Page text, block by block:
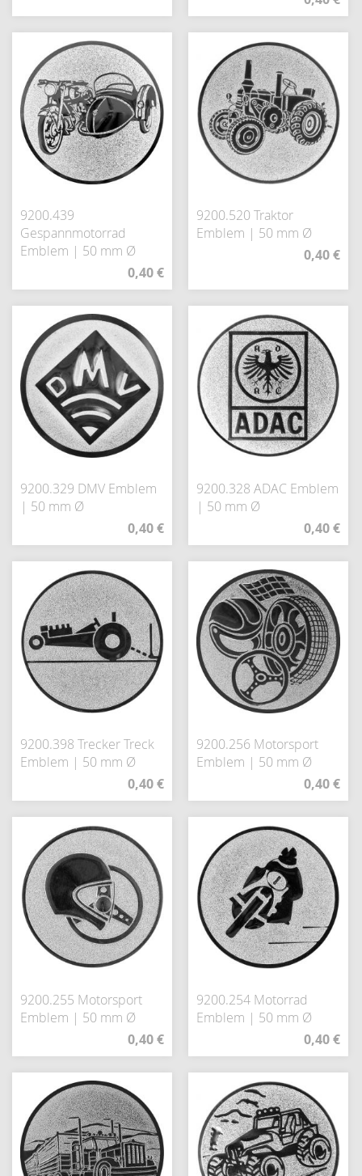
9200.439
Gespannmotorrad
Emblem | 50 mm Ø
0,40 €
9200.520 Traktor
Emblem | 50 mm Ø
0,40 €
9200.329 DMV Emblem
| 50 mm Ø
0,40 €
9200.328 ADAC Emblem
| 50 mm Ø
0,40 €
9200.398 Trecker Treck
Emblem | 50 mm Ø
0,40 €
9200.256 Motorsport
Emblem | 50 mm Ø
0,40 €
9200.255 Motorsport
Emblem | 50 mm Ø
0,40 €
9200.254 Motorrad
Emblem | 50 mm Ø
0,40 €